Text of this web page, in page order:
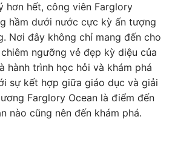
hơn hết, công viên Farglory
hầm dưới nước cực kỳ ấn tượng
Nơi đây không chỉ mang đến cho
ngưỡng vẻ đẹp kỳ diệu của
hành trình học hỏi và khám phá
sự kết hợp giữa giáo dục và giải
Farglory Ocean là điểm đến
nào cũng nên đến khám phá.